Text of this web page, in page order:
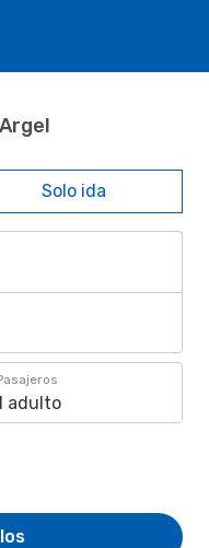
Solo ida
adulto